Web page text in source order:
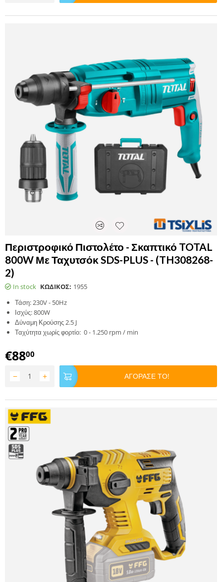
Περιστροφικό Πιστολέτο - Σκαπτικό TOTAL
800W Με Ταχυτσόκ SDS-PLUS - (TH308268-
2)
In stock ΚΩΔΙΚΟΣ: 1955
Τάση: 230V - 50Hz
Ισχύς: 800W
Δύναμη Κρούσης 2.5 J
Ταχύτητα χωρίς φορτίο: 0 - 1.250 rpm / min
€8800
+
− ΑΓΟΡΑΣΕ ΤΟ!